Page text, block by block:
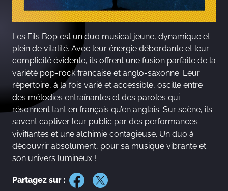
Les Fils Bop est un duo musical jeune, dynamique et
plein de vitalité. Avec leur énergie débordante et leur
complicité évidente, ils offrent une fusion parfaite de la
variété pop-rock française et anglo-saxonne. Leur
répertoire, à la fois varié et accessible, oscille entre
des mélodies entraînantes et des paroles qui
résonnent tant en français qu’en anglais. Sur scène, ils
savent captiver leur public par des performances
vivifiantes et une alchimie contagieuse. Un duo à
découvrir absolument, pour sa musique vibrante et
son univers lumineux !
Partagez sur :